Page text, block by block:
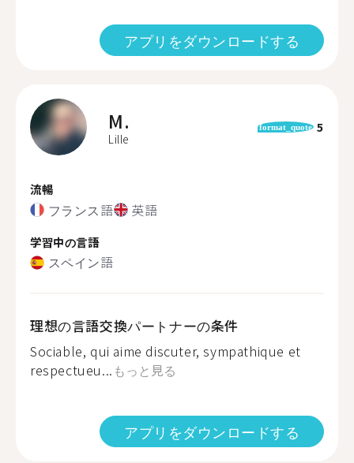
アプリをダウンロードする
M.
Lille
format_quote 5
流暢
フランス語 英語
学習中の言語
スペイン語
理想の言語交換パートナーの条件
Sociable, qui aime discuter, sympathique et
respectueu... もっと見る
アプリをダウンロードする